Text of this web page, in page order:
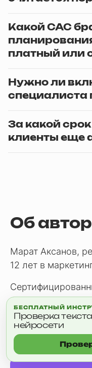
Какой CAC
платный или
Нужно ли
специалиста
За какой срок
клиенты еще
Об
Марат Аксанов,
12 лет в
Google Ads и
Заказать
или
БЕСПЛАТНЫЙ
Проверка
нейросети